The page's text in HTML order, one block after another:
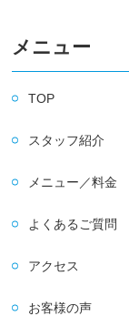
メニュー
TOP
スタッフ紹介
メニュー／料金
よくあるご質問
アクセス
お客様の声